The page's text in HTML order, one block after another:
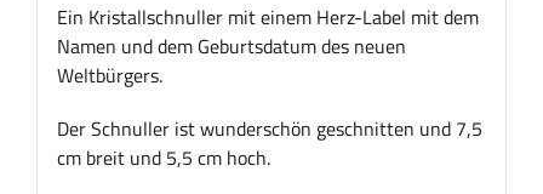
Ein Kristallschnuller mit einem Herz-Label mit dem
Namen und dem Geburtsdatum des neuen
Weltbürgers.
Der Schnuller ist wunderschön geschnitten und 7,5
cm breit und 5,5 cm hoch.